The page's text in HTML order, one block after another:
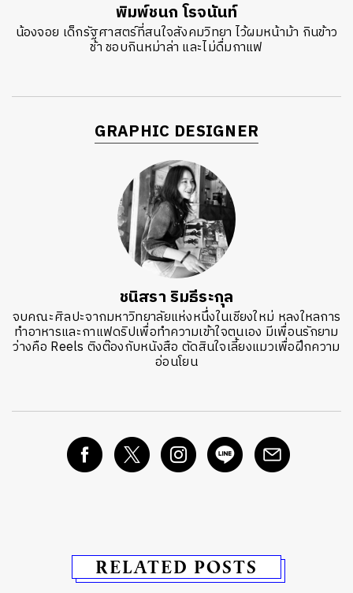
พิมพ์ชนก โรจนันท์
น้องจอย เด็กรัฐศาสตร์ที่สนใจสังคมวิทยา ไว้ผมหน้าม้า กินข้าว
ช้า ชอบกินหม่าล่า และไม่ดื่มกาแฟ
GRAPHIC DESIGNER
ชนิสรา ริมธีระกุล
จบคณะศิลปะจากมหาวิทยาลัยแห่งหนึ่งในเชียงใหม่ หลงใหลการ
ทำอาหารและกาแฟดริปเพื่อทำความเข้าใจตนเอง มีเพื่อนรักยาม
ว่างคือ Reels ติงต๊องกับหนังสือ ตัดสินใจเลี้ยงแมวเพื่อฝึกความ
อ่อนโยน
RELATED POSTS